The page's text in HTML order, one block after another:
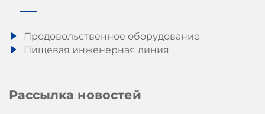
Продовольственное оборудование
Пищевая инженерная линия
Рассылка новостей